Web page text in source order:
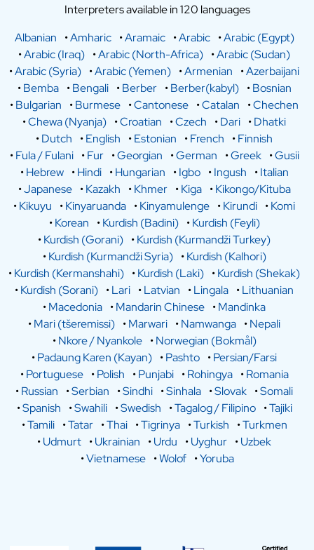
Interpreters available in 120 languages
Albanian
•Amharic •Aramaic •Arabic •Arabic (Egypt)
•Arabic (Iraq) •Arabic (North-Africa) •Arabic (Sudan)
•Arabic (Syria) •Arabic (Yemen) •Armenian •Azerbaijani
•Bemba •Bengali •Berber •Berber(kabyl) •Bosnian
•Bulgarian •Burmese •Cantonese •Catalan •Chechen
•Chewa (Nyanja) •Croatian •Czech •Dari •Dhatki
•Dutch •English •Estonian •French •Finnish
•Fula / Fulani •Fur •Georgian •German •Greek •Gusii
•Hebrew •Hindi •Hungarian •Igbo •Ingush •Italian
•Japanese •Kazakh •Khmer •Kiga •Kikongo/Kituba
•Kikuyu •Kinyaruanda •Kinyamulenge •Kirundi •Komi
•Korean •Kurdish (Badini) •Kurdish (Feyli)
•Kurdish (Gorani) •Kurdish (Kurmandži Turkey)
•Kurdish (Kurmandži Syria) •Kurdish (Kalhori)
•Kurdish (Kermanshahi) •Kurdish (Laki) •Kurdish (Shekak)
•Kurdish (Sorani) •Lari •Latvian •Lingala •Lithuanian
•Macedonia •Mandarin Chinese •Mandinka
•Mari (tšeremissi) •Marwari •Namwanga •Nepali
•Nkore / Nyankole •Norwegian (Bokmål)
•Padaung Karen (Kayan) •Pashto •Persian/Farsi
•Portuguese •Polish •Punjabi •Rohingya •Romania
•Russian •Serbian •Sindhi •Sinhala •Slovak •Somali
•Spanish •Swahili •Swedish •Tagalog / Filipino •Tajiki
•Tamili •Tatar •Thai •Tigrinya •Turkish •Turkmen
•Udmurt •Ukrainian •Urdu •Uyghur •Uzbek
•Vietnamese •Wolof •Yoruba